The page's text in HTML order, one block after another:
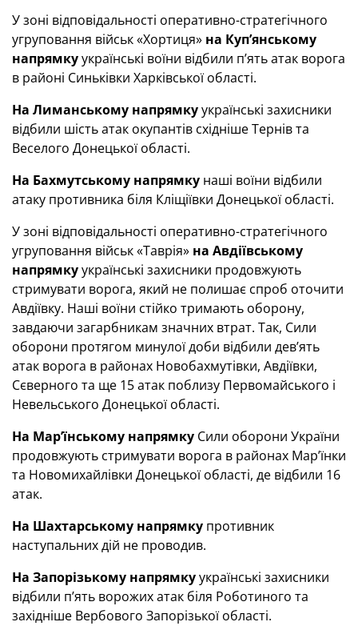
У зоні відповідальності оперативно-стратегічного
угруповання військ «Хортиця» на Куп’янському
напрямкуукраїнські воїни відбили п’ять атак ворога
в районі Синьківки Харківської області.
На Лиманському напрямкуукраїнські захисники
відбили шість атак окупантів східніше Тернів та
Веселого Донецької області.
На Бахмутському напрямку наші воїни відбили
атаку противника біля Кліщіївки Донецької області.
У зоні відповідальності оперативно-стратегічного
угруповання військ «Таврія» на Авдіївському
напрямкуукраїнські захисники продовжують
стримувати ворога, який не полишає спроб оточити
Авдіївку. Наші воїни стійко тримають оборону,
завдаючи загарбникам значних втрат. Так, Сили
оборони протягом минулої доби відбили дев’ять
атак ворога в районах Новобахмутівки, Авдіївки,
Сєверного та ще 15 атак поблизу Первомайського і
Невельського Донецької області.
На Мар’їнському напрямку Сили оборони України
продовжують стримувати ворога в районах Мар’їнки
та Новомихайлівки Донецької області, де відбили 16
атак.
На Шахтарському напрямку противник
наступальних дій не проводив.
На Запорізькому напрямкуукраїнські захисники
відбили п’ять ворожих атак біля Роботиного та
західніше Вербового Запорізької області.